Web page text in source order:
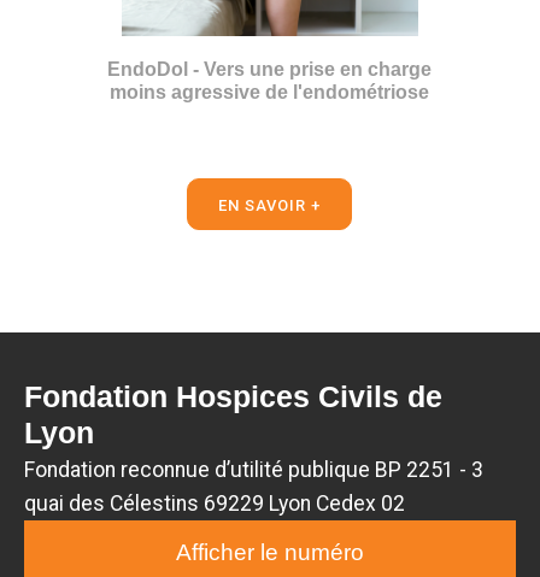
EndoDol - Vers une prise en charge
moins agressive de l'endométriose
EN SAVOIR +
Fondation Hospices Civils de
Lyon
Fondation reconnue d’utilité publique BP 2251 - 3
quai des Célestins 69229 Lyon Cedex 02
Afficher le numéro